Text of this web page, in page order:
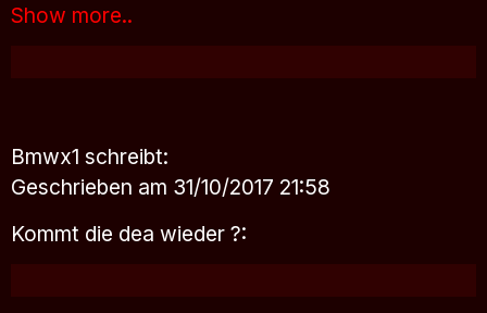
Show more..
Bmwx1 schreibt:
Geschrieben am 31/10/2017 21:58
Kommt die dea wieder ?: